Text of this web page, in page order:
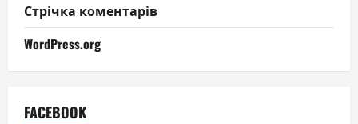
Стрічка коментарів
WordPress.org
FACEBOOK